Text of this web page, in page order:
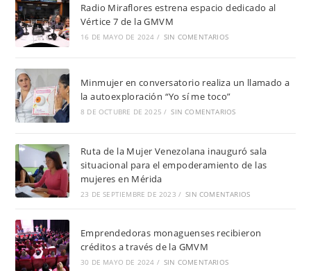
Radio Miraflores estrena espacio dedicado al
Vértice 7 de la GMVM
16 DE MAYO DE 2024 / SIN COMENTARIOS
Minmujer en conversatorio realiza un llamado a
la autoexploración “Yo sí me toco”
8 DE OCTUBRE DE 2025 / SIN COMENTARIOS
Ruta de la Mujer Venezolana inauguró sala
situacional para el empoderamiento de las
mujeres en Mérida
23 DE SEPTIEMBRE DE 2023 / SIN COMENTARIOS
Emprendedoras monaguenses recibieron
créditos a través de la GMVM
30 DE MAYO DE 2024 / SIN COMENTARIOS